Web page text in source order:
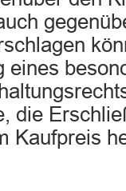
eines
die
Kaufpreis